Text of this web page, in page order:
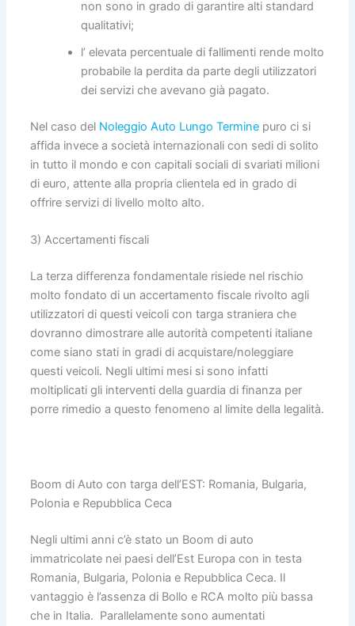
non sono in grado di garantire alti standard
qualitativi;
l’ elevata percentuale di fallimenti rende molto
probabile la perdita da parte degli utilizzatori
dei servizi che avevano già pagato.
Nel caso del Noleggio Auto Lungo Terminepuro ci si
affida invece a società internazionali con sedi di solito
in tutto il mondo e con capitali sociali di svariati milioni
di euro, attente alla propria clientela ed in grado di
offrire servizi di livello molto alto.
3) Accertamenti fiscali
La terza differenza fondamentale risiede nel rischio
molto fondato di un accertamento fiscale rivolto agli
utilizzatori di questi veicoli con targa straniera che
dovranno dimostrare alle autorità competenti italiane
come siano stati in gradi di acquistare/noleggiare
questi veicoli. Negli ultimi mesi si sono infatti
moltiplicati gli interventi della guardia di finanza per
porre rimedio a questo fenomeno al limite della legalità.
Boom di Auto con targa dell’EST: Romania, Bulgaria,
Polonia e Repubblica Ceca
Negli ultimi anni c’è stato un Boom di auto
immatricolate nei paesi dell’Est Europa con in testa
Romania, Bulgaria, Polonia e Repubblica Ceca. Il
vantaggio è l’assenza di Bollo e RCA molto più bassa
che in Italia. Parallelamente sono aumentati